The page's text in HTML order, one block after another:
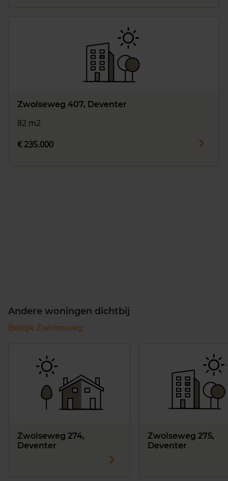
Zwolseweg 407, Deventer
82 m2
€ 235.000
Andere woningen dichtbij
Bekijk Zwolseweg
Zwolseweg 274,
Deventer
Zwolseweg 275,
Deventer